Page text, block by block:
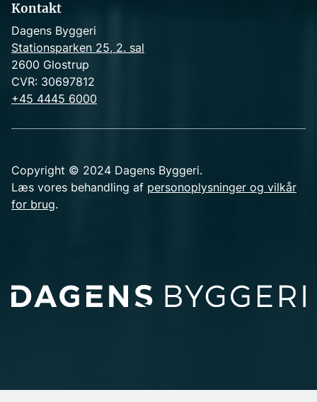
Kontakt
Dagens Byggeri
Stationsparken 25, 2. sal
2600 Glostrup
CVR: 30697812
+45 4445 6000
Copyright © 2024 Dagens Byggeri.
Læs vores behandling af personoplysninger og vilkår
for brug.